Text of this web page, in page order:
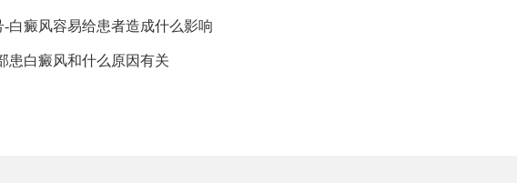
白癜风容易给患者造成什么影响
患白癜风和什么原因有关